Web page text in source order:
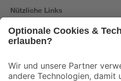
Nützliche Links
Der toom Newsletter: Keine Angebote